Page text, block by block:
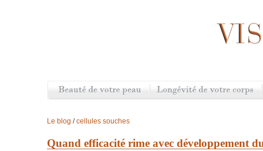
Le blog /cellules souches
Quand efficacité rime avec développement